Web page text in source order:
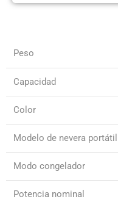
Peso
Capacidad
Color
Modelo de nevera portátil
Modo congelador
Potencia nominal